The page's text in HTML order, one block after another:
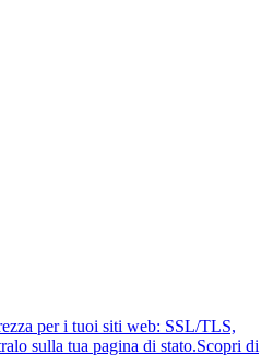
per i tuoi siti web: SSL/TLS,
sulla tua pagina di stato.Scopri di